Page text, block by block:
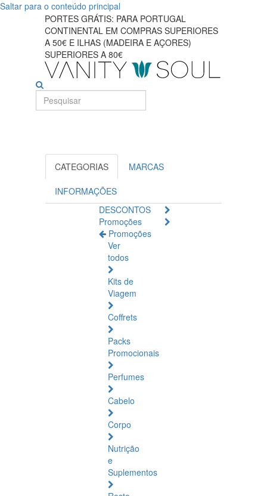
Saltar para o conteúdo principal
Encontre
melhor
maquiagem
labial
PORTES GRÁTIS: PARA PORTUGAL
CONTINENTAL EM COMPRAS SUPERIORES
A 50€ E ILHAS (MADEIRA E AÇORES)
SUPERIORES A 80€
CATEGORIAS MARCAS
INFORMAÇÕES
DESCONTOS
Promoções
Promoções
Ver
todos
Kits de
Viagem
Coffrets
Packs
Promocionais
Perfumes
Cabelo
Corpo
Nutrição
e
Suplementos